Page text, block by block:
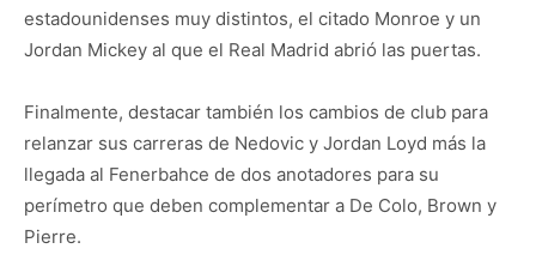
estadounidenses muy distintos, el citado Monroe y un
Jordan Mickey al que el Real Madrid abrió las puertas.
Finalmente, destacar también los cambios de club para
relanzar sus carreras de Nedovic y Jordan Loyd más la
llegada al Fenerbahce de dos anotadores para su
perímetro que deben complementar a De Colo, Brown y
Pierre.